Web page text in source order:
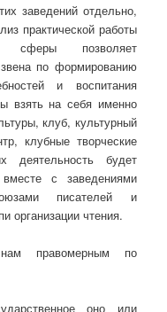
заведений отдельно,
практической работы
сферы позволяет
по формированию
и воспитания
взять на себя именно
клуб, культурный
клубные творческие
будет
вместе с заведениями
писателей и
организации чтения.
правомерным по
оно или